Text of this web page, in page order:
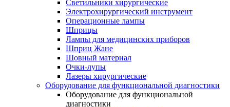
Светильники хирургические
Электрохирургический инструмент
Операционные лампы
Шприцы
Лампы для медицинских приборов
Шприц Жане
Шовный материал
Очки-лупы
Лазеры хирургические
Оборудование для функциональной диагностики
Оборудование для функциональной
диагностики